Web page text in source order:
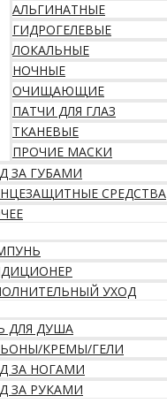
АЛЬГИНАТНЫЕ
ГИДРОГЕЛЕВЫЕ
ЛОКАЛЬНЫЕ
НОЧНЫЕ
ОЧИЩАЮЩИЕ
ПАТЧИ ДЛЯ ГЛАЗ
ТКАНЕВЫЕ
ПРОЧИЕ МАСКИ
ЗА ГУБАМИ
СРЕДСТВА
УХОД
ДЛЯ ДУША
КРЕМЫ/ГЕЛИ
ЗА НОГАМИ
ЗА РУКАМИ